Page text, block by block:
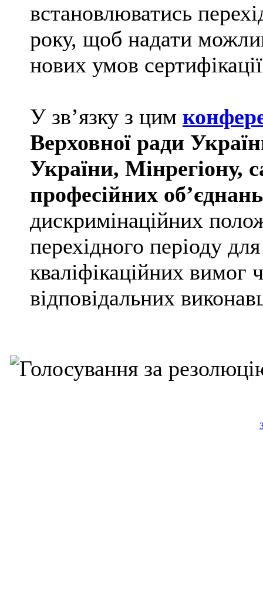
встановлюватись
року, щоб надати
нових умов
У зв’язку з цим
Верховної ради
України, Мінрегіону,
професійних об’єднань
дискримінаційних
перехідного періоду
кваліфікаційних вимог
відповідальних